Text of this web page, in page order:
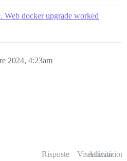
Web docker upgrade worked
2024, 4:23am
Risposte Visualizzazioni
Attività